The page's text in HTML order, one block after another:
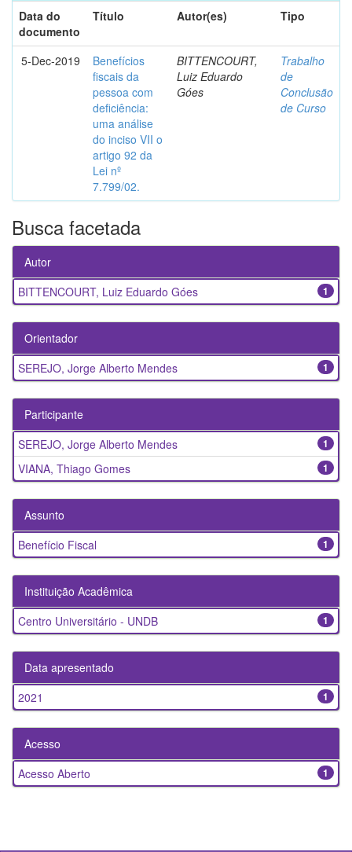
Data do
documento
Título Autor(es) Tipo
5-Dec-2019
Benefícios
fiscais da
pessoa com
deficiência:
uma análise
do inciso VII o
artigo 92 da
Lei nº
7.799/02.
BITTENCOURT,
Luiz Eduardo
Góes
Trabalho
de
Conclusão
de Curso
Busca facetada
Autor
1
BITTENCOURT, Luiz Eduardo Góes
Orientador
1
SEREJO, Jorge Alberto Mendes
Participante
1
SEREJO, Jorge Alberto Mendes
1
VIANA, Thiago Gomes
Assunto
1
Benefício Fiscal
Instituição Acadêmica
1
Centro Universitário - UNDB
Data apresentado
1
2021
Acesso
1
Acesso Aberto